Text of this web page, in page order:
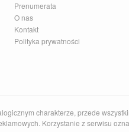
Prenumerata
O nas
Kontakt
Polityka prywatności
charakterze, przede
Korzystanie z serwisu